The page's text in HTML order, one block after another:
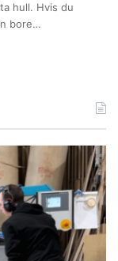
hull. Hvis du
bore…